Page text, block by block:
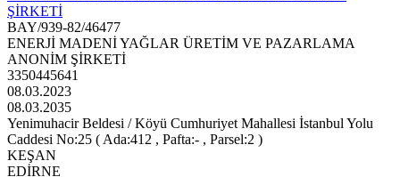
ŞİRKETİ
BAY/939-82/46477
ENERJİ MADENİ YAĞLAR ÜRETİM VE PAZARLAMA
ANONİM ŞİRKETİ
3350445641
08.03.2023
08.03.2035
Yenimuhacir Beldesi / Köyü Cumhuriyet Mahallesi İstanbul Yolu
Caddesi No:25 ( Ada:412 , Pafta:- , Parsel:2 )
KEŞAN
EDİRNE